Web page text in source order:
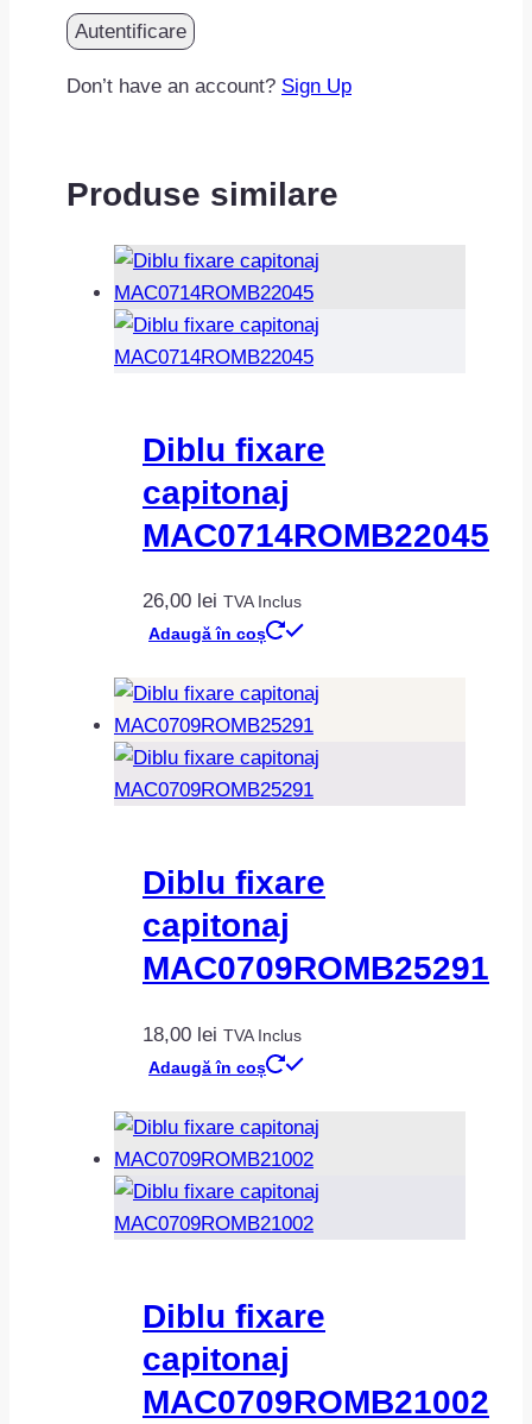
Don’t have an account? Sign Up
Produse similare
Diblu fixare
capitonaj
MAC0714ROMB22045
26,00 lei TVA Inclus
Adaugă în coș
Diblu fixare
capitonaj
MAC0709ROMB25291
18,00 lei TVA Inclus
Adaugă în coș
Diblu fixare
capitonaj
MAC0709ROMB21002